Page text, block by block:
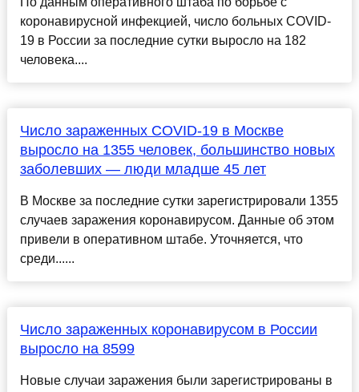
коронавирусной инфекцией, число больных COVID-
19 в России за последние сутки выросло на 182
человека....
Число зараженных COVID-19 в Москве
выросло на 1355 человек, большинство новых
заболевших — люди младше 45 лет
В Москве за последние сутки зарегистрировали 1355
случаев заражения коронавирусом. Данные об этом
привели в оперативном штабе. Уточняется, что
среди......
Число зараженных коронавирусом в России
выросло на 8599
Новые случаи заражения были зарегистрированы в